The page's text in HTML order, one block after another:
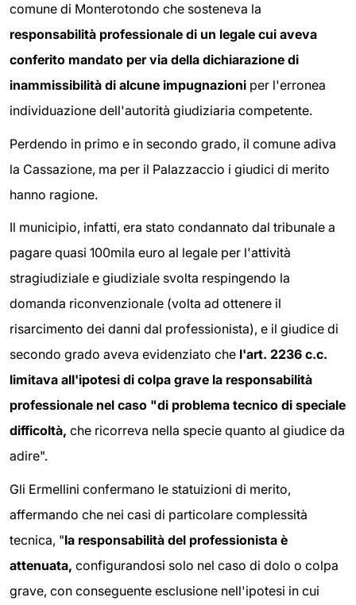
comune di Monterotondo che sosteneva la
responsabilità professionale di un legale cui aveva
conferito mandato per via della dichiarazione di
inammissibilità di alcune impugnazioni per l'erronea
individuazione dell'autorità giudiziaria competente.
Perdendo in primo e in secondo grado, il comune adiva
la Cassazione, ma per il Palazzaccio i giudici di merito
hanno ragione.
Il municipio, infatti, era stato condannato dal tribunale a
pagare quasi 100mila euro al legale per l'attività
stragiudiziale e giudiziale svolta respingendo la
domanda riconvenzionale (volta ad ottenere il
risarcimento dei danni dal professionista), e il giudice di
secondo grado aveva evidenziato che l'art. 2236 c.c.
limitava all'ipotesi di colpa grave la responsabilità
professionale nel caso "di problema tecnico di speciale
difficoltà, che ricorreva nella specie quanto al giudice da
adire".
Gli Ermellini confermano le statuizioni di merito,
affermando che nei casi di particolare complessità
tecnica, "la responsabilità del professionista è
attenuata, configurandosi solo nel caso di dolo o colpa
grave, con conseguente esclusione nell'ipotesi in cui